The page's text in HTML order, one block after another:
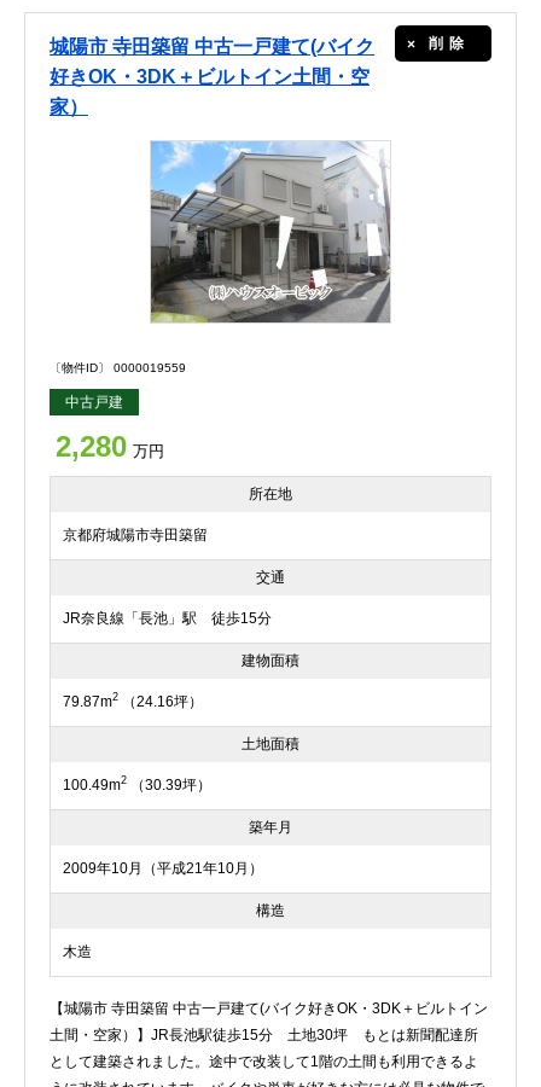
城陽市 寺田築留 中古一戸建て(バイク
好きOK・3DK＋ビルトイン土間・空
家）
削除
〔物件ID〕 0000019559
中古戸建
2,280 万円
所在地
京都府城陽市寺田築留
交通
JR奈良線「長池」駅 徒歩15分
建物面積
79.87m2 （24.16坪）
土地面積
100.49m2 （30.39坪）
築年月
2009年10月（平成21年10月）
構造
木造
【城陽市 寺田築留 中古一戸建て(バイク好きOK・3DK＋ビルトイン
土間・空家）】JR長池駅徒歩15分 土地30坪 もとは新聞配達所
として建築されました。途中で改装して1階の土間も利用できるよ